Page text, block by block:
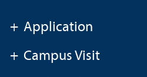
+ Application
+ Campus Visit